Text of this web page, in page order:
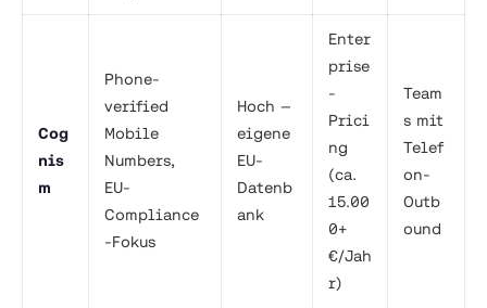
Cog
nis
m
Phone-
verified
Mobile
Numbers,
EU-
Compliance
-Fokus
Hoch —
eigene
EU-
Datenb
ank
Enter
prise
-
Prici
ng
(ca.
15.00
0+
€/Jah
r)
Team
s mit
Telef
on-
Outb
ound